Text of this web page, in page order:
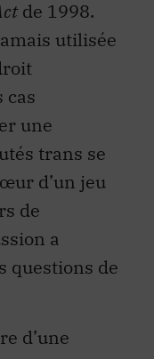
de 1998.
utilisée
cas
une
trans se
d’un jeu
de
a
questions de
d’une